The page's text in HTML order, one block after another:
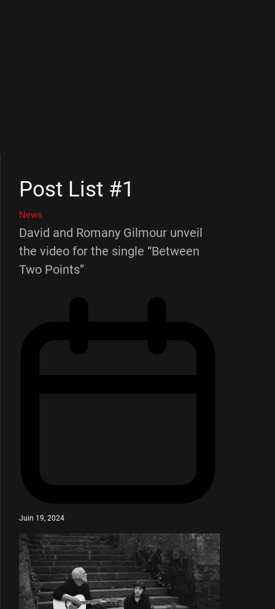
Post List #1
News
David and Romany Gilmour unveil
the video for the single “Between
Two Points”
Juin 19, 2024